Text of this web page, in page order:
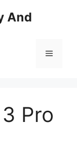
And
Menu
Pro